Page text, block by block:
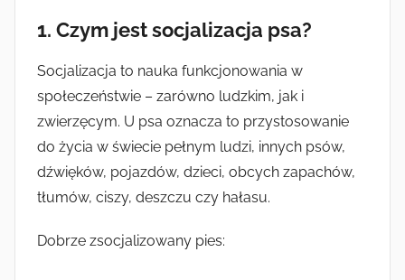
1. Czym jest socjalizacja psa?
Socjalizacja to nauka funkcjonowania w
społeczeństwie – zarówno ludzkim, jak i
zwierzęcym. U psa oznacza to przystosowanie
do życia w świecie pełnym ludzi, innych psów,
dźwięków, pojazdów, dzieci, obcych zapachów,
tłumów, ciszy, deszczu czy hałasu.
Dobrze zsocjalizowany pies: